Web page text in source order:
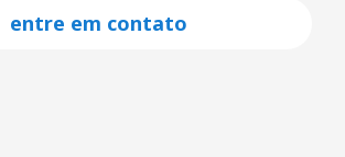
entre em contato